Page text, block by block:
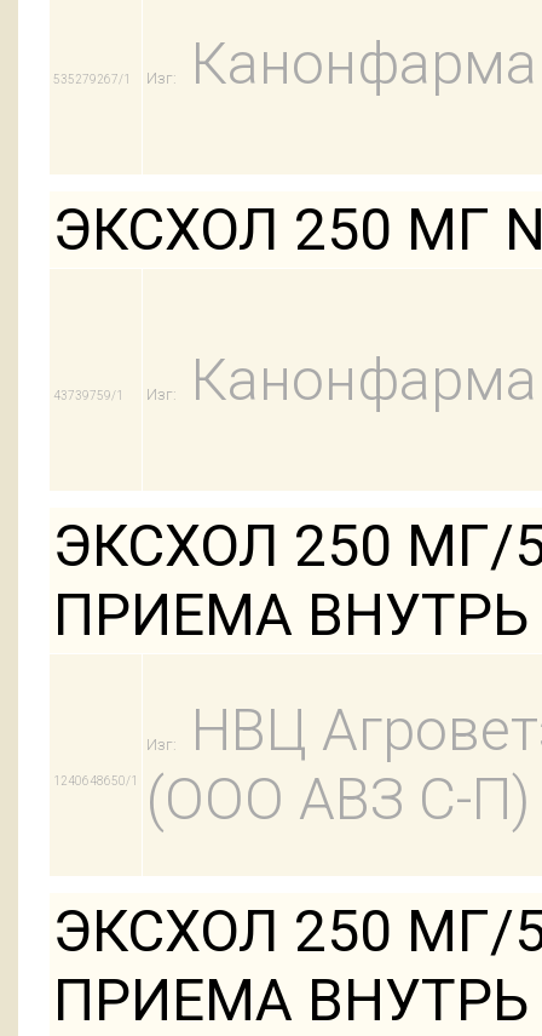
535279267/1 Изг:
ЭКСХОЛ 250 МГ
43739759/1 Изг:
ЭКСХОЛ 250
ПРИЕМА ВНУТРЬ
1240648650/1
Изг:
НВЦ
(ООО АВЗ С-П)
ЭКСХОЛ 250
ПРИЕМА ВНУТРЬ